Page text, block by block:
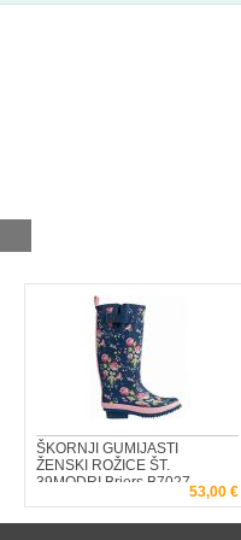
ŠKORNJI GUMIJASTI
ŽENSKI ROŽICE ŠT.
39MODRI Briers B7027
53,00 €